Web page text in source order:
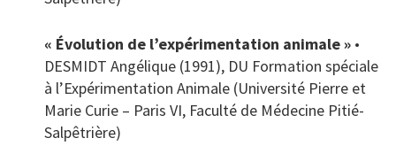
« Évolution de l’expérimentation animale » •
DESMIDT Angélique (1991), DU Formation spéciale
à l’Expérimentation Animale (Université Pierre et
Marie Curie – Paris VI, Faculté de Médecine Pitié-
Salpêtrière)